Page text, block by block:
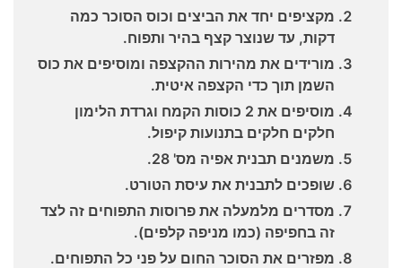
מקציפים יחד את הביצים וכוס הסוכר כמה
דקות, עד שנוצר קצף בהיר ותפוח.
מורידים את מהירות ההקצפה ומוסיפים את כוס
השמן תוך כדי הקצפה איטית.
מוסיפים את 2 כוסות הקמח וגרדת הלימון
חלקים חלקים בתנועות קיפול.
משמנים תבנית אפיה מס' 28.
שופכים לתבנית את עיסת הטורט.
מסדרים מלמעלה את פרוסות התפוחים זה לצד
זה בחפיפה (כמו מניפה קלפים).
מפזרים את הסוכר החום על פני כל התפוחים.